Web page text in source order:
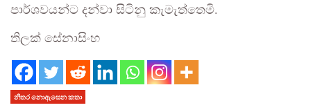
පාර්ශවයන්ට දන්වා සිටිනු කැමැත්තෙමි.
තිලක් සේනාසිංහ
නිතර නොඇසෙන කතා